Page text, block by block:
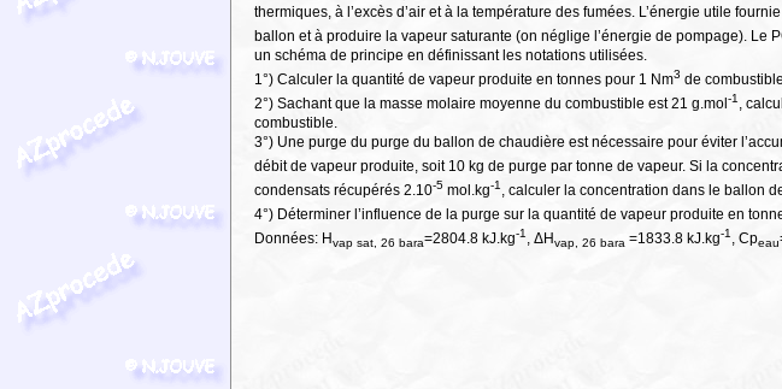
thermiques, à l’excès d’air et à la température des fumées. L’énergie utile
ballon et à produire la vapeur saturante (on néglige l’énergie de pompage). Le
un schéma de principe en définissant les notations utilisées.
1°) Calculer la quantité de vapeur produite en tonnes pour 1 Nm3 de
2°) Sachant que la masse molaire moyenne du combustible est 21 g.mol-1
,
combustible.
3°) Une purge du purge du ballon de chaudière est nécessaire pour éviter
débit de vapeur produite, soit 10 kg de purge par tonne de vapeur. Si la
condensats récupérés 2.10-5 mol.kg-1
, calculer la concentration dans le ballon
4°) Déterminer l’influence de la purge sur la quantité de vapeur produite en
Données: Hvap sat, 26 bara=2804.8 kJ.kg-1 , ΔHvap, 26 bara =1833.8 kJ.kg-1 , Cpeau